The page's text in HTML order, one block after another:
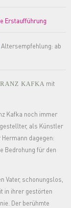
Erstaufführung
Altersempfehlung: ab
KAFKA mit
Kafka noch immer
als Künstler
dagegen:
Bedrohung für den
Vater, schonungslos,
in ihrer gestörten
Der berühmte